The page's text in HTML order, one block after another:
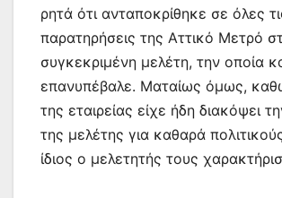
ρητά ότι ανταποκρίθηκε σε όλες
παρατηρήσεις της Αττικό Μετρό
συγκεκριμένη μελέτη, την οποία
επανυπέβαλε. Ματαίως όμως,
της εταιρείας είχε ήδη διακόψει
της μελέτης για καθαρά
ίδιος ο μελετητής τους